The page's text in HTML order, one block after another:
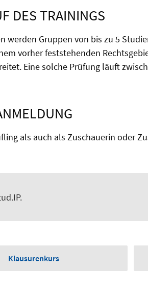
DES TRAININGS
werden Gruppen von bis zu 5
vorher feststehenden
Eine solche Prüfung läuft
als auch als Zuschauerin oder
Klausurenkurs